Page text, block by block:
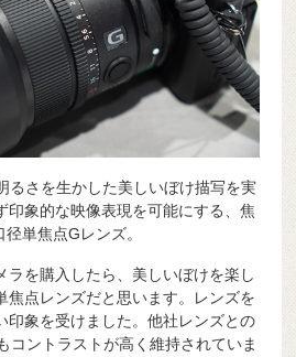
るさを生かした美しいぼけ描写を実
印象的な映像表現を可能にする、焦
単焦点Gレンズ。
ラを購入したら、美しいぼけを楽し
焦点レンズだと思います。レンズを
印象を受けました。他社レンズとの
コントラストが高く維持されていま